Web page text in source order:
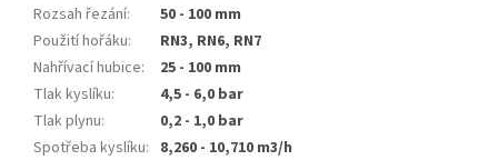
Rozsah řezání:
50 - 100 mm
Použití hořáku:
RN3, RN6, RN7
Nahřívací hubice:
25 - 100 mm
Tlak kyslíku:
4,5 - 6,0 bar
Tlak plynu:
0,2 - 1,0 bar
Spotřeba kyslíku: 8,260 - 10,710 m3/h